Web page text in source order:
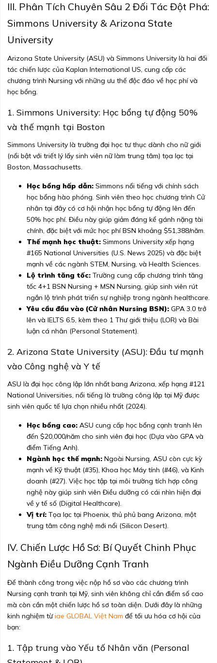
III. Phân Tích Chuyên Sâu 2 Đối Tác Đột Phá:
Simmons University & Arizona State
University
Arizona State University (ASU) và Simmons University là hai đối
tác chiến lược của Kaplan International US, cung cấp các
chương trình Nursing với những ưu thế độc đáo về học phí và
học bổng.
1. Simmons University: Học bổng tự động 50%
và thế mạnh tại Boston
Simmons University là trường đại học tư thục dành cho nữ giới
(nổi bật với triết lý lấy sinh viên nữ làm trung tâm) tọa lạc tại
Boston, Massachusetts.
Học bổng hấp dẫn: Simmons nổi tiếng với chính sách
học bổng hào phóng. Sinh viên theo học chương trình Cử
nhân tại đây có cơ hội nhận học bổng tự động lên đến
50% học phí. Điều này giúp giảm đáng kể gánh nặng tài
chính, đặc biệt với mức học phí BSN khoảng $51,388/năm.
Thế mạnh học thuật: Simmons University xếp hạng
#165 National Universities (U.S. News 2025) và đặc biệt
mạnh về các ngành STEM, Nursing, và Health Sciences.
Lộ trình tăng tốc: Trường cung cấp chương trình tăng
tốc 4+1 BSN Nursing + MSN Nursing, giúp sinh viên rút
ngắn lộ trình phát triển sự nghiệp trong ngành healthcare.
Yêu cầu đầu vào (Cử nhân Nursing BSN): GPA 3.0 trở
lên và IELTS 6.5, kèm theo 1 Thư giới thiệu (LOR) và Bài
luận cá nhân (Personal Statement).
2. Arizona State University (ASU): Đầu tư mạnh
vào Công nghệ và Y tế
ASU là đại học công lập lớn nhất bang Arizona, xếp hạng #121
National Universities, nổi tiếng là trường công lập tại Mỹ được
sinh viên quốc tế lựa chọn nhiều nhất (2024).
Học bổng cao: ASU cung cấp học bổng cạnh tranh lên
đến $20,000/năm cho sinh viên đại học (Dựa vào GPA và
điểm Tiếng Anh).
Ngành học thế mạnh: Ngoài Nursing, ASU còn cực kỳ
mạnh về Kỹ thuật (#35), Khoa học Máy tính (#46), và Kinh
doanh (#27). Việc học tập tại môi trường tích hợp công
nghệ này giúp sinh viên Điều dưỡng có cái nhìn hiện đại
về y tế số (Digital Healthcare).
Vị trí: Tọa lạc tại Phoenix, thủ phủ bang Arizona, một
trung tâm công nghệ mới nổi (Silicon Desert).
IV. Chiến Lược Hồ Sơ: Bí Quyết Chinh Phục
Ngành Điều Dưỡng Cạnh Tranh
Để thành công trong việc nộp hồ sơ vào các chương trình
Nursing cạnh tranh tại Mỹ, sinh viên không chỉ cần điểm số cao
mà còn cần một chiến lược hồ sơ toàn diện. Dưới đây là những
kinh nghiệm từiae GLOBAL Việt Nam để tối ưu hóa cơ hội của
bạn:
1. Tập trung vào Yếu tố Nhân văn (Personal